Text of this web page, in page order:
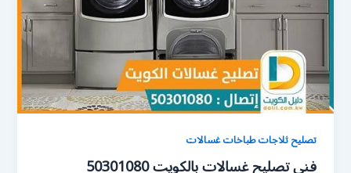
تصليح ثلاجات طباخات غسالات
فنى تصليح غسالات بالكويت 50301080